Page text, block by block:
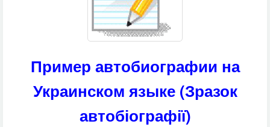
Пример автобиографии на
Украинском языке (Зразок
автобіографії)